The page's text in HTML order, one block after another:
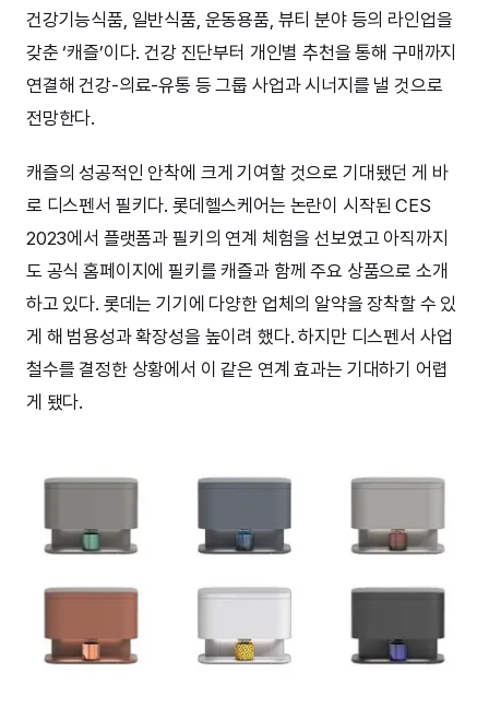
건강기능식품, 일반식품, 운동용품, 뷰티 분야 등의 라인업을
갖춘 ‘캐즐’이다. 건강 진단부터 개인별 추천을 통해 구매까지
연결해 건강-의료-유통 등 그룹 사업과 시너지를 낼 것으로
전망한다.
캐즐의 성공적인 안착에 크게 기여할 것으로 기대됐던 게 바
로 디스펜서 필키다. 롯데헬스케어는 논란이 시작된 CES
2023에서 플랫폼과 필키의 연계 체험을 선보였고 아직까지
도 공식 홈페이지에 필키를 캐즐과 함께 주요 상품으로 소개
하고 있다. 롯데는 기기에 다양한 업체의 알약을 장착할 수 있
게 해 범용성과 확장성을 높이려 했다. 하지만 디스펜서 사업
철수를 결정한 상황에서 이 같은 연계 효과는 기대하기 어렵
게 됐다.